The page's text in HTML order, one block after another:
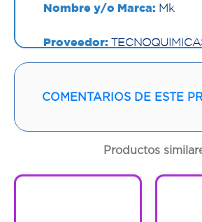
Nombre y/o Marca: Mk
Proveedor:
INTRAMUSCULAR
Contenido:1,5 Ml
COMENTARIOS DE ESTE
Productos